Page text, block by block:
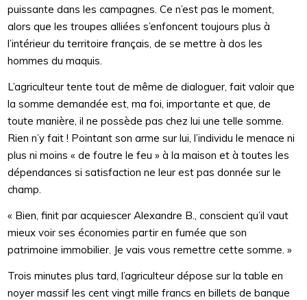
puissante dans les campagnes. Ce n’est pas le moment,
alors que les troupes alliées s’enfoncent toujours plus à
l’intérieur du territoire français, de se mettre à dos les
hommes du maquis.
L’agriculteur tente tout de même de dialoguer, fait valoir que
la somme demandée est, ma foi, importante et que, de
toute manière, il ne possède pas chez lui une telle somme.
Rien n’y fait ! Pointant son arme sur lui, l’individu le menace ni
plus ni moins « de foutre le feu » à la maison et à toutes les
dépendances si satisfaction ne leur est pas donnée sur le
champ.
« Bien, finit par acquiescer Alexandre B., conscient qu’il vaut
mieux voir ses économies partir en fumée que son
patrimoine immobilier. Je vais vous remettre cette somme. »
Trois minutes plus tard, l’agriculteur dépose sur la table en
noyer massif les cent vingt mille francs en billets de banque